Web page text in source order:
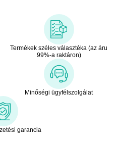
Termékek széles választéka (az áru
99%-a raktáron)
Minőségi ügyfélszolgálat
garancia